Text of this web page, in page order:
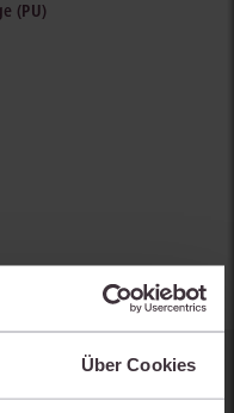
Über Cookies
(PU)